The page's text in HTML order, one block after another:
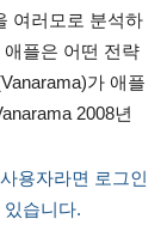
여러모로 분석하
플은 어떤 전략
가 애플
2008년
용자라면 로그인
습니다.